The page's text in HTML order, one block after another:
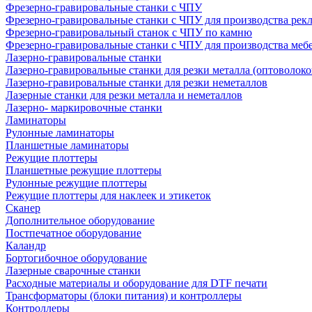
Фрезерно-гравировальные станки с ЧПУ
Фрезерно-гравировальные станки с ЧПУ для производства
Фрезерно-гравировальный станок с ЧПУ по камню
Фрезерно-гравировальные станки с ЧПУ для производства
Лазерно-гравировальные станки
Лазерно-гравировальные станки для резки металла
Лазерно-гравировальные станки для резки неметаллов
Лазерные станки для резки металла и неметаллов
Лазерно- маркировочные станки
Ламинаторы
Рулонные ламинаторы
Планшетные ламинаторы
Режущие плоттеры
Планшетные режущие плоттеры
Рулонные режущие плоттеры
Режущие плоттеры для наклеек и этикеток
Сканер
Дополнительное оборудование
Постпечатное оборудование
Каландр
Бортогибочное оборудование
Лазерные сварочные станки
Расходные материалы и оборудование для DTF печати
Трансформаторы (блоки питания) и контроллеры
Контроллеры